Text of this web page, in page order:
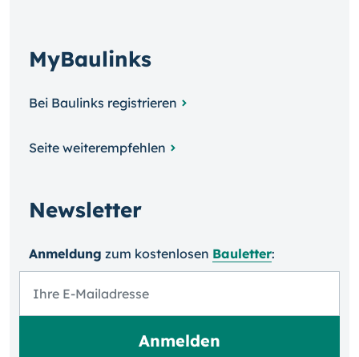
MyBaulinks
Bei Baulinks registrieren
Seite weiterempfehlen
Newsletter
Anmeldung zum kosten­losen Bauletter: